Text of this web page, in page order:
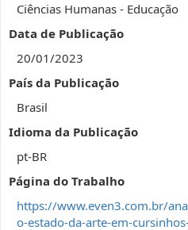
Ciências Humanas - Educação
Data de Publicação
20/01/2023
País da Publicação
Brasil
Idioma da Publicação
pt-BR
Página do Trabalho
https://www.even3.com.br/
o-estado-da-arte-em-